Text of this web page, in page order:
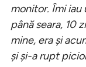
monitor. Îmi iau
până seara, 10
mine, era și
și și-a rupt